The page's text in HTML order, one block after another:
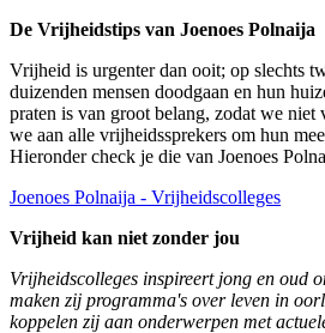
De Vrijheidstips van Joenoes Polnaija
Vrijheid is urgenter dan ooit; op slechts
duizenden mensen doodgaan en hun
praten is van groot belang, zodat we
we aan alle vrijheidssprekers om hun
Hieronder check je die van Joenoes
Joenoes Polnaija - Vrijheidscolleges
Vrijheid kan niet zonder jou
Vrijheidscolleges inspireert jong en oud
maken zij programma's over leven in
koppelen zij aan onderwerpen met